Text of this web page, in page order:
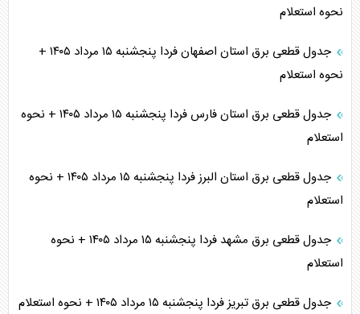
نحوه استعلام
جدول قطعی برق استان اصفهان فردا پنجشنبه ۱۵ مرداد ۱۴۰۵ +
نحوه استعلام
جدول قطعی برق استان فارس فردا پنجشنبه ۱۵ مرداد ۱۴۰۵ + نحوه
استعلام
جدول قطعی برق استان البرز فردا پنجشنبه ۱۵ مرداد ۱۴۰۵ + نحوه
استعلام
جدول قطعی برق مشهد فردا پنجشنبه ۱۵ مرداد ۱۴۰۵ + نحوه
استعلام
جدول قطعی برق تبریز فردا پنجشنبه ۱۵ مرداد ۱۴۰۵ + نحوه استعلام